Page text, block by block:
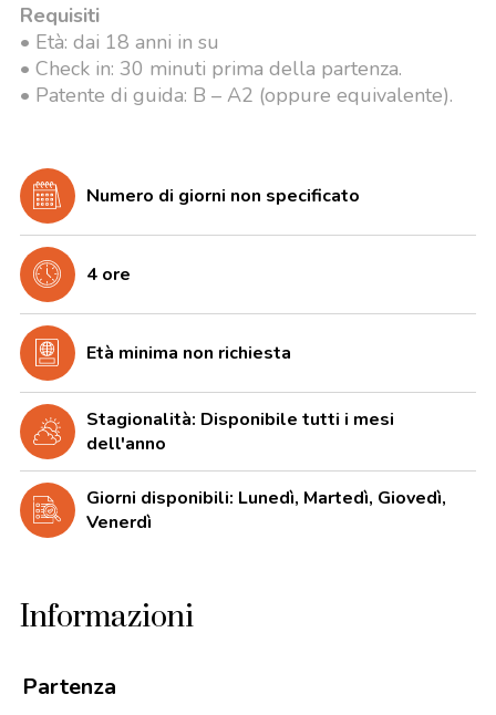
Requisiti
• Età: dai 18 anni in su
• Check in: 30 minuti prima della partenza.
• Patente di guida: B – A2 (oppure equivalente).
Numero di giorni non specificato
4 ore
Età minima non richiesta
Stagionalità: Disponibile tutti i mesi
dell'anno
Giorni disponibili: Lunedì, Martedì, Giovedì,
Venerdì
Informazioni
Partenza